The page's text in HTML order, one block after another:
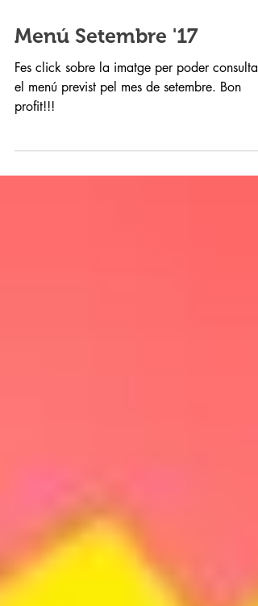
Menú Setembre '17
Fes click sobre la imatge per poder consultar
profit!!!